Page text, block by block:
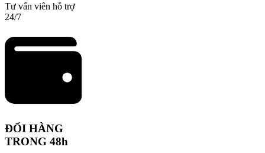
Tư vấn viên hỗ trợ
24/7
ĐỔI HÀNG
TRONG 48h